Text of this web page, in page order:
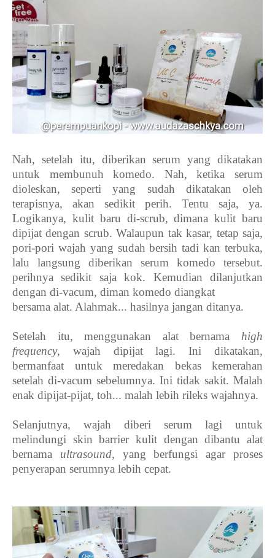
Nah, setelah itu, diberikan serum yang dikatakan
untuk membunuh komedo. Nah, ketika serum
dioleskan, seperti yang sudah dikatakan oleh
terapisnya, akan sedikit perih. Tentu saja, ya.
Logikanya, kulit baru di-scrub, dimana kulit baru
dipijat dengan scrub. Walaupun tak kasar, tetap saja,
pori-pori wajah yang sudah bersih tadi kan terbuka,
lalu langsung diberikan serum komedo tersebut.
perihnya sedikit saja kok. Kemudian dilanjutkan
dengan di-vacum, diman komedo diangkat
bersama alat. Alahmak... hasilnya jangan ditanya.
Setelah itu, menggunakan alat bernama high
frequency, wajah dipijat lagi. Ini dikatakan,
bermanfaat untuk meredakan bekas kemerahan
setelah di-vacum sebelumnya. Ini tidak sakit. Malah
enak dipijat-pijat, toh... malah lebih rileks wajahnya.
Selanjutnya, wajah diberi serum lagi untuk
melindungi skin barrier kulit dengan dibantu alat
bernama ultrasound, yang berfungsi agar proses
penyerapan serumnya lebih cepat.